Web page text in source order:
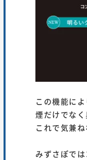
この機能に
煙だけでなく
これで気兼
みずさぽで